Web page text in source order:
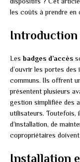
les coûts à prendre en
Introduction
Lesbadges d’accès
d’ouvrir les portes des
communs. Ils offrent
présentent plusieurs
gestion simplifiée des
utilisateurs. Toutefois,
d’installation, de
copropriétaires doivent
Installation